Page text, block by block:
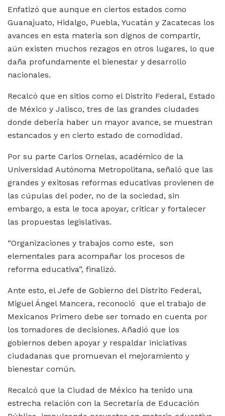
Enfatizó que aunque en ciertos estados como
Guanajuato, Hidalgo, Puebla, Yucatán y Zacatecas los
avances en esta materia son dignos de compartir,
aún existen muchos rezagos en otros lugares, lo que
daña profundamente el bienestar y desarrollo
nacionales.
Recalcó que en sitios como el Distrito Federal, Estado
de México y Jalisco, tres de las grandes ciudades
donde debería haber un mayor avance, se muestran
estancados y en cierto estado de comodidad.
Por su parte Carlos Ornelas, académico de la
Universidad Autónoma Metropolitana, señaló que las
grandes y exitosas reformas educativas provienen de
las cúpulas del poder, no de la sociedad, sin
embargo, a esta le toca apoyar, criticar y fortalecer
las propuestas legislativas.
“Organizaciones y trabajos como este, son
elementales para acompañar los procesos de
reforma educativa”, finalizó.
Ante esto, el Jefe de Gobierno del Distrito Federal,
Miguel Ángel Mancera, reconoció que el trabajo de
Mexicanos Primero debe ser tomado en cuenta por
los tomadores de decisiones. Añadió que los
gobiernos deben apoyar y respaldar iniciativas
ciudadanas que promuevan el mejoramiento y
bienestar común.
Recalcó que la Ciudad de México ha tenido una
estrecha relación con la Secretaría de Educación